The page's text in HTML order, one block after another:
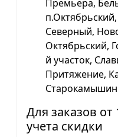
Премьера,
Северный,
Октябрьский,
й участок,
Притяжение,
Для заказов от
учета скидки